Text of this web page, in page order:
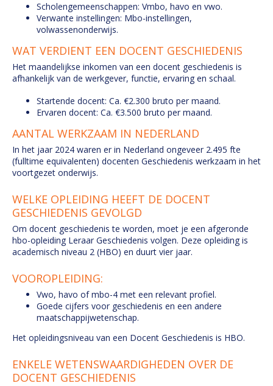
Scholengemeenschappen: Vmbo, havo en vwo.
Verwante instellingen: Mbo-instellingen,
volwassenonderwijs.
WAT VERDIENT EEN DOCENT GESCHIEDENIS
Het maandelijkse inkomen van een docent geschiedenis is
afhankelijk van de werkgever, functie, ervaring en schaal.
Startende docent: Ca. €2.300 bruto per maand.
Ervaren docent: Ca. €3.500 bruto per maand.
AANTAL WERKZAAM IN NEDERLAND
In het jaar 2024 waren er in Nederland ongeveer 2.495 fte
(fulltime equivalenten) docenten Geschiedenis werkzaam in het
voortgezet onderwijs.
WELKE OPLEIDING HEEFT DE DOCENT
GESCHIEDENIS GEVOLGD
Om docent geschiedenis te worden, moet je een afgeronde
hbo-opleiding Leraar Geschiedenis volgen. Deze opleiding is
academisch niveau 2 (HBO) en duurt vier jaar.
VOOROPLEIDING:
Vwo, havo of mbo-4 met een relevant profiel.
Goede cijfers voor geschiedenis en een andere
maatschappijwetenschap.
Het opleidingsniveau van een Docent Geschiedenis is HBO.
ENKELE WETENSWAARDIGHEDEN OVER DE
DOCENT GESCHIEDENIS